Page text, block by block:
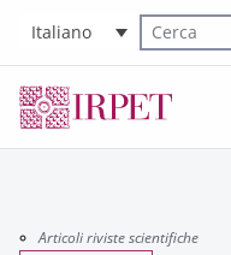
Italiano
Cerca nel sito
Articoli riviste scientifiche